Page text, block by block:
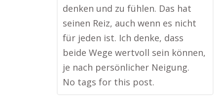
denken und zu fühlen. Das hat
seinen Reiz, auch wenn es nicht
für jeden ist. Ich denke, dass
beide Wege wertvoll sein können,
je nach persönlicher Neigung.
No tags for this post.